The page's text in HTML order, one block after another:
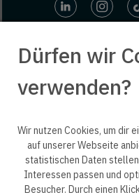
ep life science
Dürfen wir
verwenden?
Wir nutzen Cookies, um dir
auf unserer Webseite
statistischen Daten
Interessen passen und
Besucher. Durch einen